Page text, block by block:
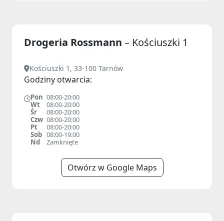
Drogeria Rossmann – Kościuszki 1
Kościuszki 1, 33-100 Tarnów
Godziny otwarcia:
Pon 08:00-20:00
Wt
08:00-20:00
Śr
08:00-20:00
Czw 08:00-20:00
Pt
08:00-20:00
Sob 08:00-19:00
Nd
Zamknięte
Otwórz w Google Maps